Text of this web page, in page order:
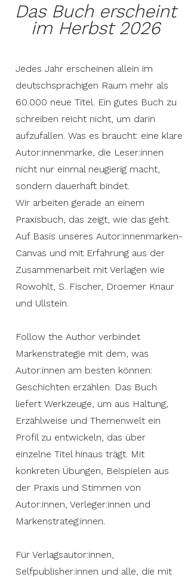
Das Buch erscheint
im Herbst 2026
Jedes Jahr erscheinen allein im
deutschsprachigen Raum mehr als
60.000 neue Titel. Ein gutes Buch zu
schreiben reicht nicht, um darin
aufzufallen. Was es braucht: eine klare
Autor:innenmarke, die Leser:innen
nicht nur einmal neugierig macht,
sondern dauerhaft bindet.
Wir arbeiten gerade an einem
Praxisbuch, das zeigt, wie das geht.
Auf Basis unseres Autor:innenmarken-
Canvas und mit Erfahrung aus der
Zusammenarbeit mit Verlagen wie
Rowohlt, S. Fischer, Droemer Knaur
und Ullstein.
Follow the Author verbindet
Markenstrategie mit dem, was
Autor:innen am besten können:
Geschichten erzählen. Das Buch
liefert Werkzeuge, um aus Haltung,
Erzählweise und Themenwelt ein
Profil zu entwickeln, das über
einzelne Titel hinaus trägt. Mit
konkreten Übungen, Beispielen aus
der Praxis und Stimmen von
Autor:innen, Verleger:innen und
Markenstrateg:innen.
Für Verlagsautor:innen,
Selfpublisher:innen und alle, die mit